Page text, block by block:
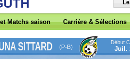
Matchs saison Carrière & Sélections
SITTARD (P-B)
Début
Juil.